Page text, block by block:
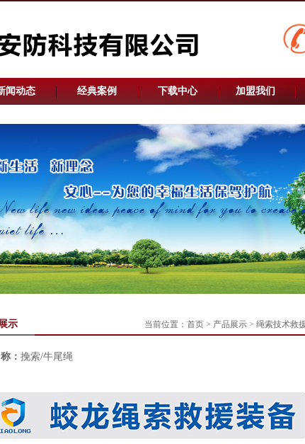
闻动态 经典案例 下载中心 加盟我们
示 当前位置： 首页 > 产品展示 > 绳索技术救
： 挽索/牛尾绳